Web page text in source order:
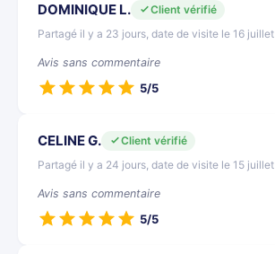
DOMINIQUE L.
Client vérifié
Partagé il y a 23 jours, date de visite le 16 juillet
Avis sans commentaire
5/5
CELINE G.
Client vérifié
Partagé il y a 24 jours, date de visite le 15 juillet
Avis sans commentaire
5/5